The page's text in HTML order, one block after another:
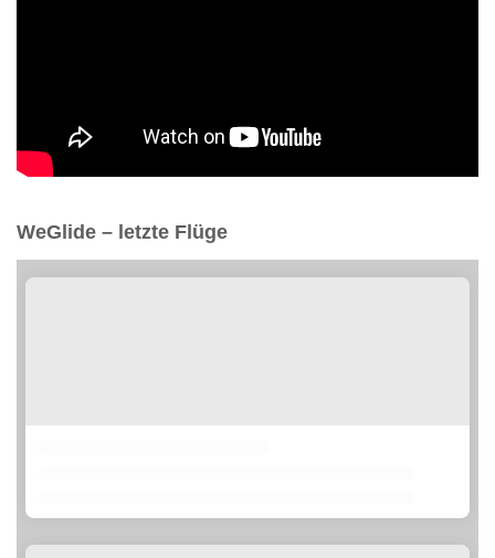
WeGlide – letzte Flüge